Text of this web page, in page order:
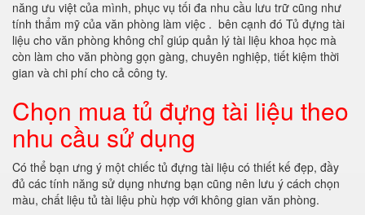
năng ưu việt của mình, phục vụ tối đa nhu cầu lưu trữ cũng như
tính thẩm mỹ của văn phòng làm việc . bên cạnh đó Tủ đựng tài
liệu cho văn phòng không chỉ giúp quản lý tài liệu khoa học mà
còn làm cho văn phòng gọn gàng, chuyên nghiệp, tiết kiệm thời
gian và chi phí cho cả công ty.
Chọn mua tủ đựng tài liệu theo
nhu cầu sử dụng
Có thể bạn ưng ý một chiếc tủ đựng tài liệu có thiết kế đẹp, đầy
đủ các tính năng sử dụng nhưng bạn cũng nên lưu ý cách chọn
màu, chất liệu tủ tài liệu phù hợp với không gian văn phòng.